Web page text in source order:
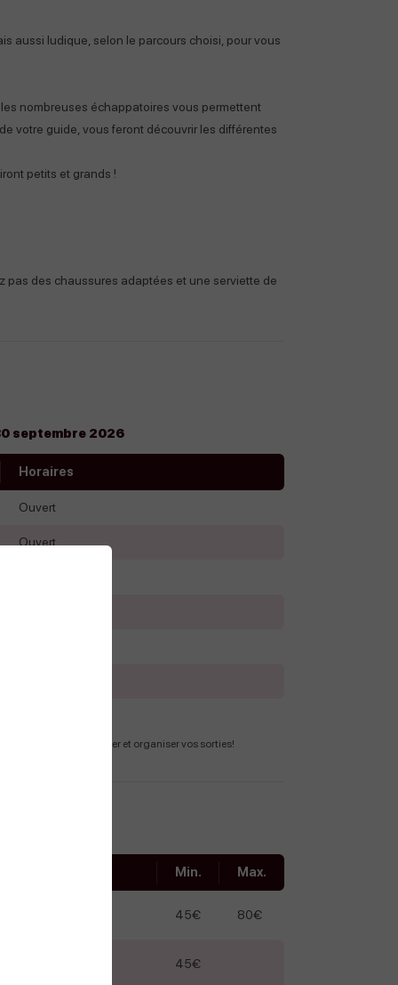
aussi ludique, selon le parcours choisi, pour vous
nombreuses échappatoires vous permettent
votre guide, vous feront découvrir les différentes
petits et grands !
pas des chaussures adaptées et une serviette de
septembre 2026
Horaires
Ouvert
Ouvert
24 pour vous renseigner et organiser vos sorties!
Min. Max.
45€ 80€
45€